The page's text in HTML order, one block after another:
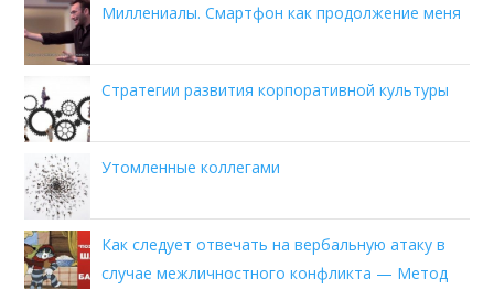
Миллениалы. Смартфон как продолжение меня
Стратегии развития корпоративной культуры
Утомленные коллегами
Как следует отвечать на вербальную атаку в
случае межличностного конфликта — Метод